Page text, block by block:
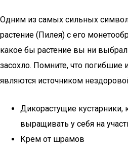
Одним из самых сильных
растение (Пилея) с его
какое бы растение вы ни
засохло. Помните, что
являются источником
Дикорастущие
выращивать у себя на
Крем от шрамов